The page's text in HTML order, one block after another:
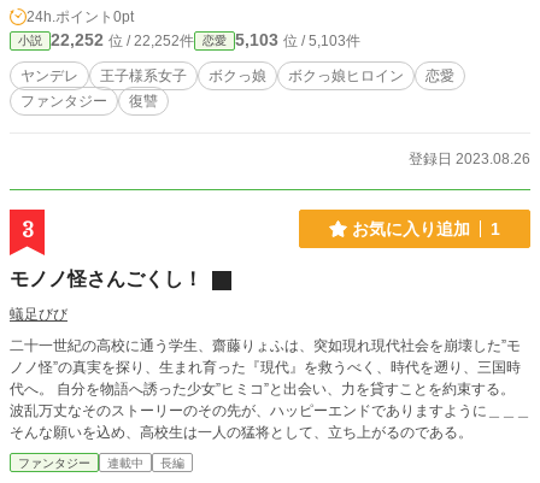
24h.ポイント 0pt
小説 22,252 位 / 22,252件 恋愛 5,103 位 / 5,103件
ヤンデレ 王子様系女子 ボクっ娘 ボクっ娘ヒロイン
恋愛
ファンタジー
復讐
登録日 2023.08.26
3 お気に入り追加 1
モノノ怪さんごくし！
蟻足びび
二十一世紀の高校に通う学生、齋藤りょふは、突如現れ現代社会を崩壊した”モ
ノノ怪”の真実を探り、生まれ育った『現代』を救うべく、時代を遡り、三国時
代へ。 自分を物語へ誘った少女”ヒミコ”と出会い、力を貸すことを約束する。
波乱万丈なそのストーリーのその先が、ハッピーエンドでありますように＿＿＿
そんな願いを込め、高校生は一人の猛将として、立ち上がるのである。
ファンタジー 連載中 長編